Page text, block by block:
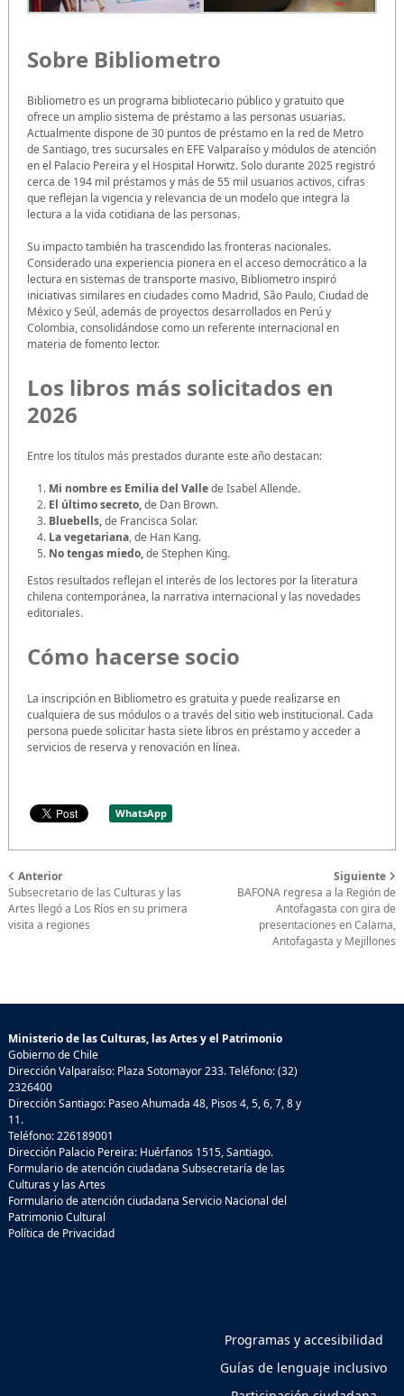
Sobre Bibliometro
Bibliometro es un programa bibliotecario público y gratuito que
ofrece un amplio sistema de préstamo a las personas usuarias.
Actualmente dispone de 30 puntos de préstamo en la red de Metro
de Santiago, tres sucursales en EFE Valparaíso y módulos de atención
en el Palacio Pereira y el Hospital Horwitz. Solo durante 2025 registró
cerca de 194 mil préstamos y más de 55 mil usuarios activos, cifras
que reflejan la vigencia y relevancia de un modelo que integra la
lectura a la vida cotidiana de las personas.
Su impacto también ha trascendido las fronteras nacionales.
Considerado una experiencia pionera en el acceso democrático a la
lectura en sistemas de transporte masivo, Bibliometro inspiró
iniciativas similares en ciudades como Madrid, São Paulo, Ciudad de
México y Seúl, además de proyectos desarrollados en Perú y
Colombia, consolidándose como un referente internacional en
materia de fomento lector.
Los libros más solicitados en
2026
Entre los títulos más prestados durante este año destacan:
Mi nombre es Emilia del Vallede Isabel Allende.
El último secreto,de Dan Brown.
Bluebells,de Francisca Solar.
La vegetariana, de Han Kang.
No tengas miedo,de Stephen King.
Estos resultados reflejan el interés de los lectores por la literatura
chilena contemporánea, la narrativa internacional y las novedades
editoriales.
Cómo hacerse socio
La inscripción en Bibliometro es gratuita y puede realizarse en
cualquiera de sus módulos o a través del sitio web institucional. Cada
persona puede solicitar hasta siete libros en préstamo y acceder a
servicios de reserva y renovación en línea.
WhatsApp
Anterior
Subsecretario de las Culturas y las
Artes llegó a Los Ríos en su primera
visita a regiones
Siguiente
BAFONA regresa a la Región de
Antofagasta con gira de
presentaciones en Calama,
Antofagasta y Mejillones
Ministerio de las Culturas, las Artes y el Patrimonio
Gobierno de Chile
Dirección Valparaíso: Plaza Sotomayor 233. Teléfono: (32)
2326400
Dirección Santiago: Paseo Ahumada 48, Pisos 4, 5, 6, 7, 8 y
11.
Teléfono: 226189001
Dirección Palacio Pereira: Huérfanos 1515, Santiago.
Formulario de atención ciudadana Subsecretaría de las
Culturas y las Artes
Formulario de atención ciudadana Servicio Nacional del
Patrimonio Cultural
Política de Privacidad
Programas y accesibilidad
Guías de lenguaje inclusivo